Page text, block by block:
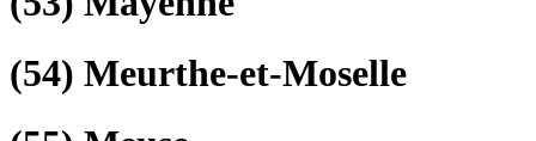
(54) Meurthe-et-Moselle